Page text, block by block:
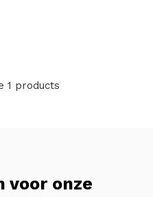
1 products
voor onze